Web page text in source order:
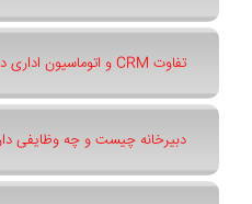
تفاوت CRM و اتوماسیون اداری در چیست
دبیرخانه چیست و چه وظایفی